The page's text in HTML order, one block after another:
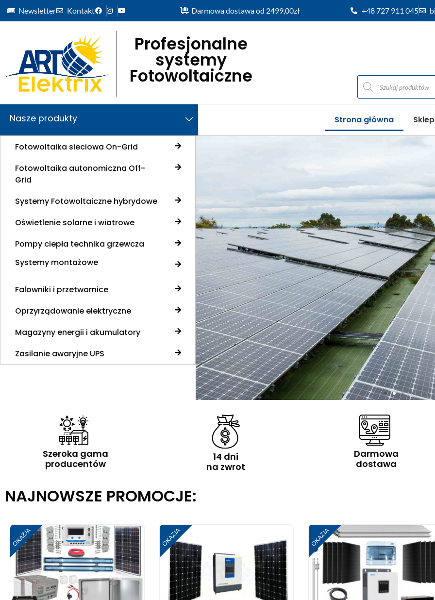
Newsletter Kontakt Darmowa dostawa od 2499,00zł +48 727 911 045
Profesjonalne
systemy
Fotowoltaiczne
Nasze produkty Strona główna Sklep
Fotowoltaika sieciowa On-Grid
Fotowoltaika autonomiczna Off-
Grid
Systemy Fotowoltaiczne hybrydowe
Oświetlenie solarne i wiatrowe
Pompy ciepła technika grzewcza
Systemy montażowe
Falowniki i przetwornice
Oprzyrządowanie elektryczne
Magazyny energii i akumulatory
Zasilanie awaryjne UPS
Falowniki
Szeroka gama
producentów
14 dni
na zwrot
Darmowa
dostawa
NAJNOWSZE PROMOCJE:
OKAZJA OKAZJA OKAZJA